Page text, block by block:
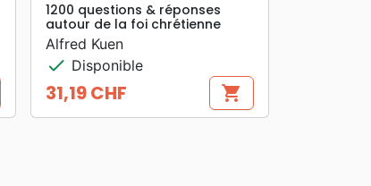
1200 questions & réponses
autour de la foi chrétienne
Alfred Kuen
check Disponible
Prix
31,19 CHF shopping_cart